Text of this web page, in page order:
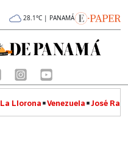
28.1°C | PANAMÁ
La Llorona Venezuela José